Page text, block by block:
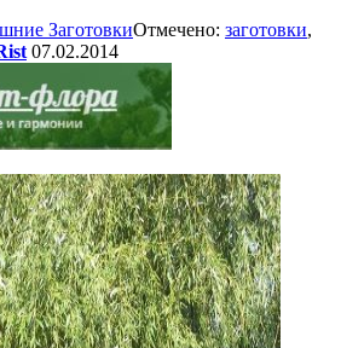
ЗаготовкиОтмечено: заготовки,
07.02.2014